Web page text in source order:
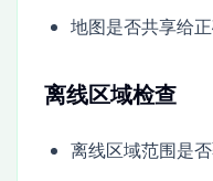
地图是否共享给正
离线区域检查
离线区域范围是否